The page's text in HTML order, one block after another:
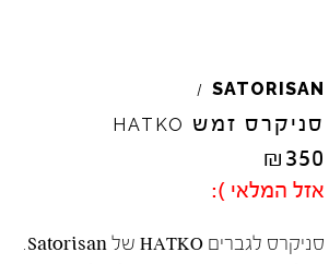
CHIEMIHARA
ELIA
GOLA
SATORISAN
/
סניקרס זמש HATKO
₪350
אזל המלאי ):
סניקרס לגברים HATKO של Satorisan.